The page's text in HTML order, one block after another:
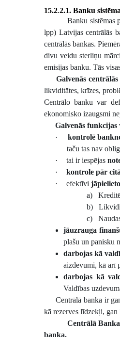
15.2.2.1. Banku
Banku sistēmas
lpp) Latvijas centrālās
centrālās bankas.
divu veidu sterliņu
emisijas banku. Tās
Galvenās
likviditātes, krīzes,
Centrālo banku var
ekonomisko izaugsmi
Galvenās funkcijas
·
kontrolē
taču tas nav
·
tai ir iespējas
·
kontrole pār
·
efektīvi
a)
b)
c)
jāuzrauga
plašu un panisku
darbojas kā
aizdevumi, kā arī
darbojas kā
Valdības
Centrālā banka ir
kā rezerves līdzekļi,
Centrālā Banka
banka.